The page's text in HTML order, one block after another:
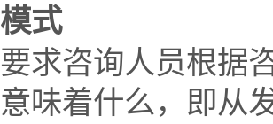
式
求咨询人员根据
味着什么，即从